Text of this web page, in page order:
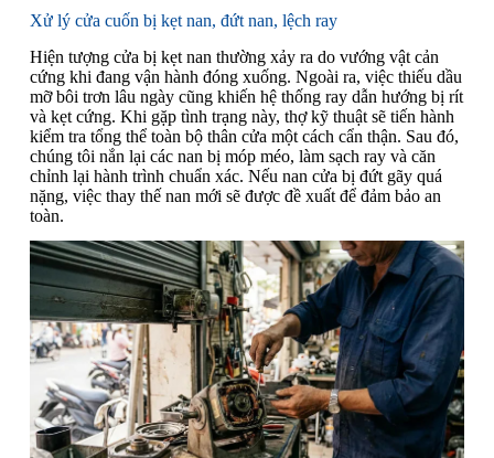
Xử lý cửa cuốn bị kẹt nan, đứt nan, lệch ray
Hiện tượng cửa bị kẹt nan thường xảy ra do vướng vật cản
cứng khi đang vận hành đóng xuống. Ngoài ra, việc thiếu dầu
mỡ bôi trơn lâu ngày cũng khiến hệ thống ray dẫn hướng bị rít
và kẹt cứng. Khi gặp tình trạng này, thợ kỹ thuật sẽ tiến hành
kiểm tra tổng thể toàn bộ thân cửa một cách cẩn thận. Sau đó,
chúng tôi nắn lại các nan bị móp méo, làm sạch ray và căn
chỉnh lại hành trình chuẩn xác. Nếu nan cửa bị đứt gãy quá
nặng, việc thay thế nan mới sẽ được đề xuất để đảm bảo an
toàn.